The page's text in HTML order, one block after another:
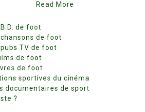
Read More
de foot
de foot
TV de foot
de foot
de foot
sportives du cinéma
documentaires de sport
?